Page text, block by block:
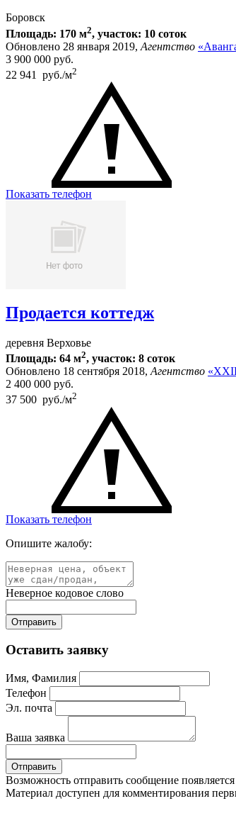
Боровск
Площадь: 170 м2, участок: 10 соток
Обновлено 28 января 2019, Агентство
3 900 000 руб.
22 941 руб./м2
Показать телефон
Продается коттедж
деревня Верховье
Площадь: 64 м2, участок: 8 соток
Обновлено 18 сентября 2018, Агентство
2 400 000 руб.
37 500 руб./м2
Показать телефон
Опишите жалобу:
Неверное кодовое слово
Оставить заявку
Имя, Фамилия
Телефон
Эл. почта
Ваша заявка
Возможность отправить сообщение
Материал доступен для комментирования